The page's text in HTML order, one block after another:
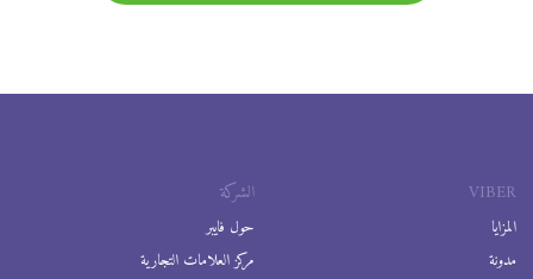
VIBER
المزايا
مدونة
الشركة
حول فايبر
مركز العلامات التجارية